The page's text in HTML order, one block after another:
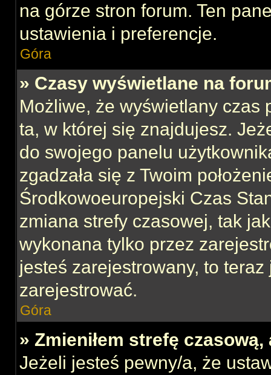
na górze stron forum. Ten
ustawienia i preferencje.
Góra
» Czasy wyświetlane na
Możliwe, że wyświetlany czas
ta, w której się znajdujesz.
do swojego panelu
zgadzała się z Twoim
Środkowoeuropejski Czas
zmiana strefy czasowej, tak
wykonana tylko przez
jesteś zarejestrowany, to
zarejestrować.
Góra
» Zmieniłem strefę
Jeżeli jesteś pewny/a, że